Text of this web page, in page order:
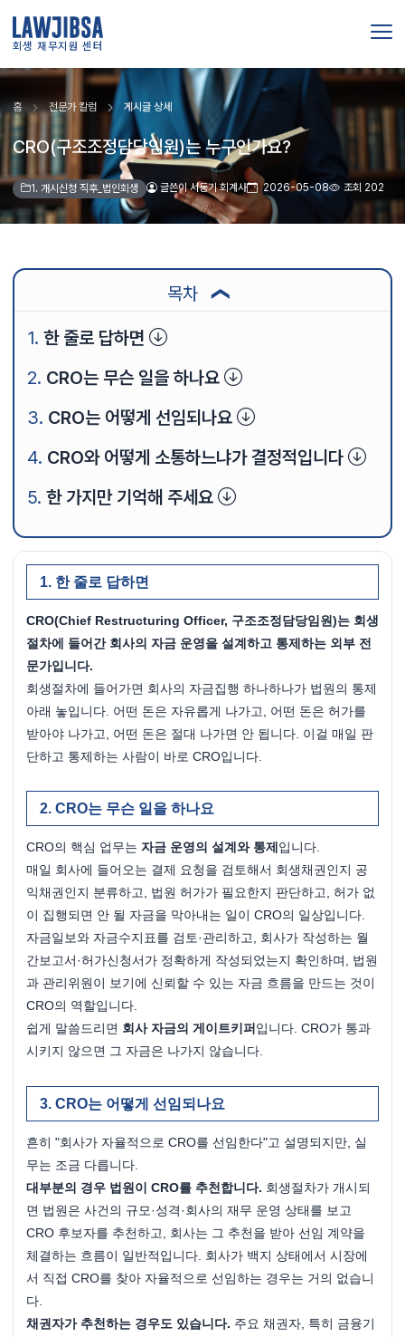
회생 재무지원 센터
홈 전문가 칼럼 게시글 상세
CRO(구조조정담당임원)는 누구인가요?
1. 개시신청 직후_법인회생 글쓴이 서동기 회계사 2026-05-08 조회 202
목차 ❯
한 줄로 답하면
CRO는 무슨 일을 하나요
CRO는 어떻게 선임되나요
CRO와 어떻게 소통하느냐가 결정적입니다
한 가지만 기억해 주세요
한 줄로 답하면
CRO(Chief Restructuring Officer, 구조조정담당임원)는 회생
절차에 들어간 회사의 자금 운영을 설계하고 통제하는 외부 전
문가입니다.
회생절차에 들어가면 회사의 자금집행 하나하나가 법원의 통제
아래 놓입니다. 어떤 돈은 자유롭게 나가고, 어떤 돈은 허가를
받아야 나가고, 어떤 돈은 절대 나가면 안 됩니다. 이걸 매일 판
단하고 통제하는 사람이 바로 CRO입니다.
CRO는 무슨 일을 하나요
CRO의 핵심 업무는 자금 운영의 설계와 통제 입니다.
매일 회사에 들어오는 결제 요청을 검토해서 회생채권인지 공
익채권인지 분류하고, 법원 허가가 필요한지 판단하고, 허가 없
이 집행되면 안 될 자금을 막아내는 일이 CRO의 일상입니다.
자금일보와 자금수지표를 검토·관리하고, 회사가 작성하는 월
간보고서·허가신청서가 정확하게 작성되었는지 확인하며, 법원
과 관리위원이 보기에 신뢰할 수 있는 자금 흐름을 만드는 것이
CRO의 역할입니다.
쉽게 말씀드리면 회사 자금의 게이트키퍼 입니다. CRO가 통과
시키지 않으면 그 자금은 나가지 않습니다.
CRO는 어떻게 선임되나요
흔히 "회사가 자율적으로 CRO를 선임한다"고 설명되지만, 실
무는 조금 다릅니다.
대부분의 경우 법원이 CRO를 추천합니다. 회생절차가 개시되
면 법원은 사건의 규모·성격·회사의 재무 운영 상태를 보고
CRO 후보자를 추천하고, 회사는 그 추천을 받아 선임 계약을
체결하는 흐름이 일반적입니다. 회사가 백지 상태에서 시장에
서 직접 CRO를 찾아 자율적으로 선임하는 경우는 거의 없습니
다.
채권자가 추천하는 경우도 있습니다. 주요 채권자, 특히 금융기